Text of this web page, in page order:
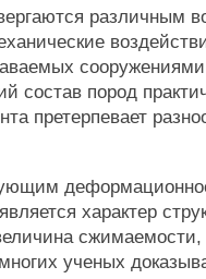
различным
состав пород
претерпевает
характер
сжимаемости,
ученых